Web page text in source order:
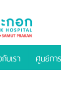
บเรา ศูนย์กา